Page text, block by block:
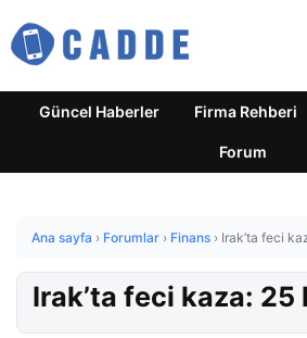
Güncel Haberler Firma Rehberi
Forum
Ana sayfa › Forumlar › Finans › Irak’ta feci
Irak’ta feci kaza: 25